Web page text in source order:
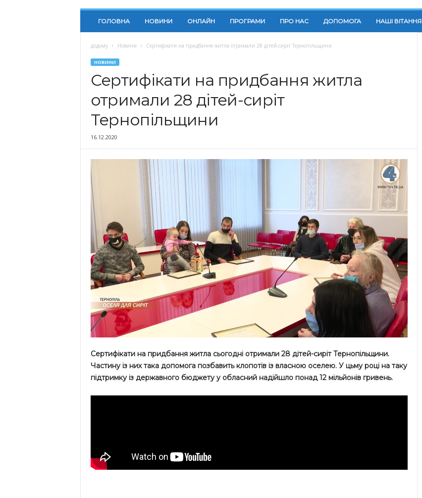
ГОЛОВНА НОВИНИ ОНЛАЙН ПРОГРАМИ ПРО НАС ДОПОМОГА НАШІ ВІТАННЯ
додому Новини Сертифікати на придбання житла отримали 28 дітей-сиріт Тернопільщини
НОВИНИ
Сертифікати на придбання житла
отримали 28 дітей-сиріт
Тернопільщини
16.12.2020
Сертифікати на придбання житла сьогодні отримали 28 дітей-сиріт Тернопільщини.
Частину із них така допомога позбавить клопотів із власною оселею. У цьму році на таку
підтримку із державного бюджету у обласний надійшло понад 12 мільйонів гривень.